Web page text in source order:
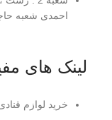
احمدی شعبه
لینک های
خرید لوازم